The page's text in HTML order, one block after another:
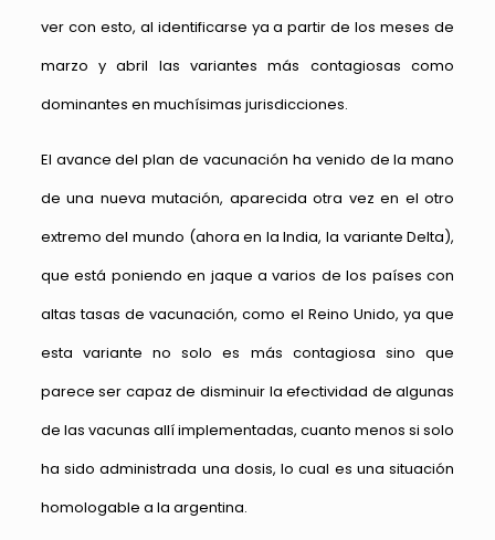
ver con esto, al identificarse ya a partir de los meses de
marzo y abril las variantes más contagiosas como
dominantes en muchísimas jurisdicciones.
El avance del plan de vacunación ha venido de la mano
de una nueva mutación, aparecida otra vez en el otro
extremo del mundo (ahora en la India, la variante Delta),
que está poniendo en jaque a varios de los países con
altas tasas de vacunación, como el Reino Unido, ya que
esta variante no solo es más contagiosa sino que
parece ser capaz de disminuir la efectividad de algunas
de las vacunas allí implementadas, cuanto menos si solo
ha sido administrada una dosis, lo cual es una situación
homologable a la argentina.